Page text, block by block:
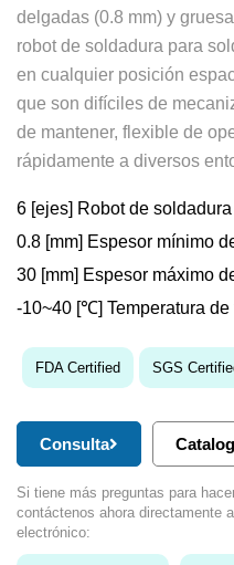
delgadas (0.8 mm) y
robot de soldadura para
en cualquier posición
que son difíciles de
de mantener, flexible de
rápidamente a diversos
6 [ejes] Robot de soldadura
0.8 [mm] Espesor mínimo
30 [mm] Espesor máximo
-10~40 [℃] Temperatura de
FDA Certified SGS
Consulta
Si tiene más preguntas para
contáctenos ahora directamente
electrónico: